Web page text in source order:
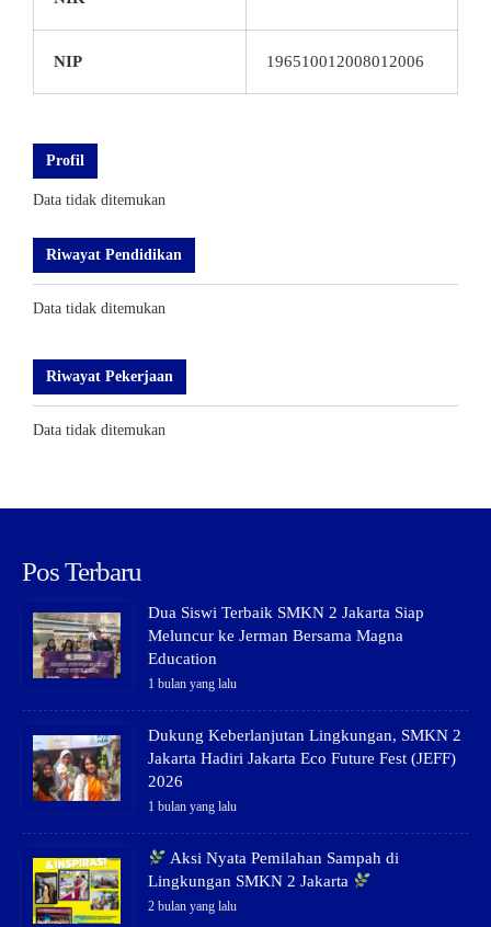
NIP 196510012008012006
Profil
Data tidak ditemukan
Riwayat Pendidikan
Data tidak ditemukan
Riwayat Pekerjaan
Data tidak ditemukan
Pos Terbaru
Dua Siswi Terbaik SMKN 2 Jakarta Siap
Meluncur ke Jerman Bersama Magna
Education
1 bulan yang lalu
Dukung Keberlanjutan Lingkungan, SMKN 2
Jakarta Hadiri Jakarta Eco Future Fest (JEFF)
2026
1 bulan yang lalu
Aksi Nyata Pemilahan Sampah di
Lingkungan SMKN 2 Jakarta
2 bulan yang lalu